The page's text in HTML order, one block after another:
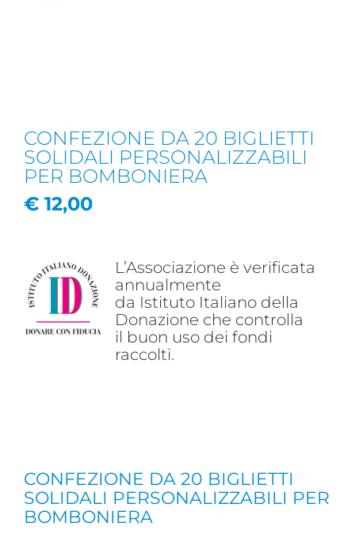
CONFEZIONE DA 20 BIGLIETTI
SOLIDALI PERSONALIZZABILI
PER BOMBONIERA
€ 12,00
L’Associazione è verificata
annualmente
da Istituto Italiano della
Donazione che controlla
il buon uso dei fondi
raccolti.
CONFEZIONE DA 20 BIGLIETTI
SOLIDALI PERSONALIZZABILI PER
BOMBONIERA